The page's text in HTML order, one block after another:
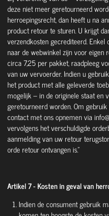
deze niet meer geretourneerd
herroepingsrecht, dan heeft u na
product retour te sturen. U krijgt
verzendkosten gecrediteerd.
naar de webwinkel zijn voor eigen
circa 7,25 per pakket, raadpleeg
van uw vervoerder. Indien u
het product met alle geleverde
mogelijk – in de originele staat en
geretourneerd worden. Om
contact met ons opnemen via
vervolgens het verschuldigde
aanmelding van uw retour
orde retour ontvangen is.”
Artikel 7 - Kosten in geval van
Indien de consument gebruik